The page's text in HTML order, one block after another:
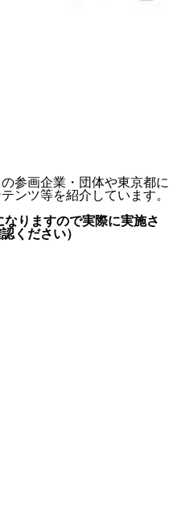
参画企業・団体や東京都に
ンツ等を紹介しています。
なりますので実際に実施さ
ください）